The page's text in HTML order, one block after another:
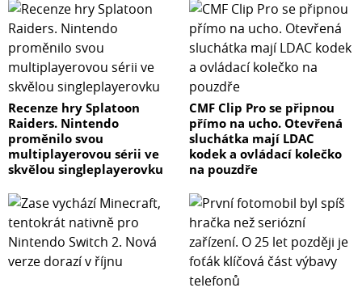
Recenze hry Splatoon
Raiders. Nintendo
proměnilo svou
multiplayerovou sérii ve
skvělou singleplayerovku
CMF Clip Pro se připnou
přímo na ucho. Otevřená
sluchátka mají LDAC
kodek a ovládací kolečko
na pouzdře